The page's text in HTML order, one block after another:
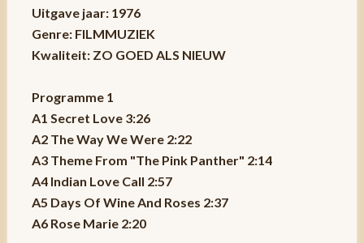
Uitgave jaar: 1976
Genre: FILMMUZIEK
Kwaliteit: ZO GOED ALS NIEUW
Programme 1
A1 Secret Love 3:26
A2 The Way We Were 2:22
A3 Theme From "The Pink Panther" 2:14
A4 Indian Love Call 2:57
A5 Days Of Wine And Roses 2:37
A6 Rose Marie 2:20